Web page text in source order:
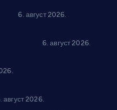
6. август 2026.
6. август 2026.
август 2026.